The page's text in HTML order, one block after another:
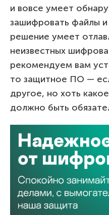
и вовсе умеет
зашифровать файлы
решение умеет
неизвестных
рекомендуем вам
то защитное ПО —
другое, но хоть
должно быть